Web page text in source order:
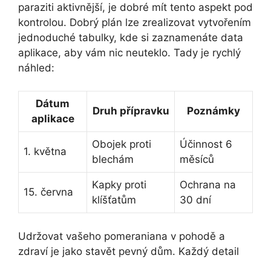
paraziti aktivnější, je dobré mít tento aspekt pod
kontrolou. Dobrý plán lze zrealizovat vytvořením
jednoduché tabulky, kde si zaznamenáte data
aplikace, aby vám nic neuteklo. Tady je rychlý
náhled:
Dátum
aplikace
Druh přípravku Poznámky
1. května
Obojek proti
blechám
Účinnost 6
měsíců
15. června
Kapky proti
klíšťatům
Ochrana na
30 dní
Udržovat vašeho pomeraniana v pohodě a
zdraví je jako stavět pevný dům. Každý detail